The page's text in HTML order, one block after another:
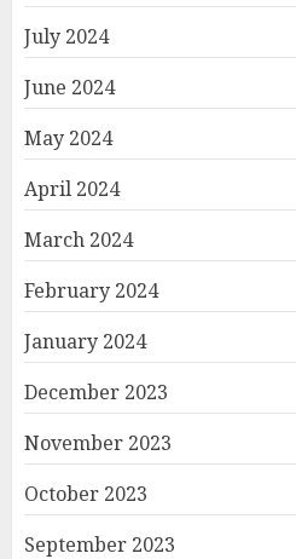
July 2024
June 2024
May 2024
April 2024
March 2024
February 2024
January 2024
December 2023
November 2023
October 2023
September 2023